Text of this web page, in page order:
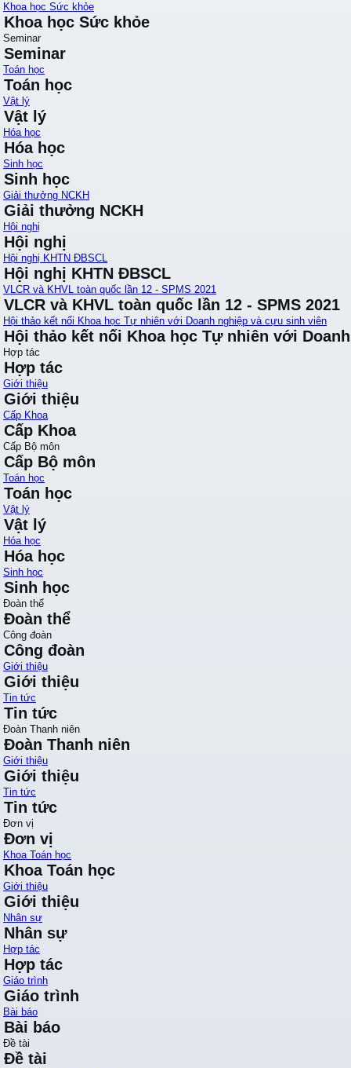
Khoa học Sức khỏe
Khoa học Sức khỏe
Seminar
Seminar
Toán học
Toán học
Vật lý
Vật lý
Hóa học
Hóa học
Sinh học
Sinh học
Giải thưởng NCKH
Giải thưởng NCKH
Hội nghị
Hội nghị
Hội nghị KHTN ĐBSCL
Hội nghị KHTN ĐBSCL
VLCR và KHVL toàn quốc lần 12 - SPMS 2021
VLCR và KHVL toàn quốc lần 12 - SPMS 2021
Hội thảo kết nối Khoa học Tự nhiên với Doanh nghiệp và cựu sinh viên
Hội thảo kết nối Khoa học Tự nhiên với
Hợp tác
Hợp tác
Giới thiệu
Giới thiệu
Cấp Khoa
Cấp Khoa
Cấp Bộ môn
Cấp Bộ môn
Toán học
Toán học
Vật lý
Vật lý
Hóa học
Hóa học
Sinh học
Sinh học
Đoàn thể
Đoàn thể
Công đoàn
Công đoàn
Giới thiệu
Giới thiệu
Tin tức
Tin tức
Đoàn Thanh niên
Đoàn Thanh niên
Giới thiệu
Giới thiệu
Tin tức
Tin tức
Đơn vị
Đơn vị
Khoa Toán học
Khoa Toán học
Giới thiệu
Giới thiệu
Nhân sự
Nhân sự
Hợp tác
Hợp tác
Giáo trình
Giáo trình
Bài báo
Bài báo
Đề tài
Đề tài